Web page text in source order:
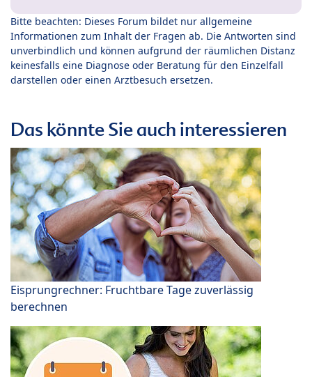
Bitte beachten: Dieses Forum bildet nur allgemeine
Informationen zum Inhalt der Fragen ab. Die Antworten sind
unverbindlich und können aufgrund der räumlichen Distanz
keinesfalls eine Diagnose oder Beratung für den Einzelfall
darstellen oder einen Arztbesuch ersetzen.
Das könnte Sie auch interessieren
Eisprungrechner: Fruchtbare Tage zuverlässig
berechnen